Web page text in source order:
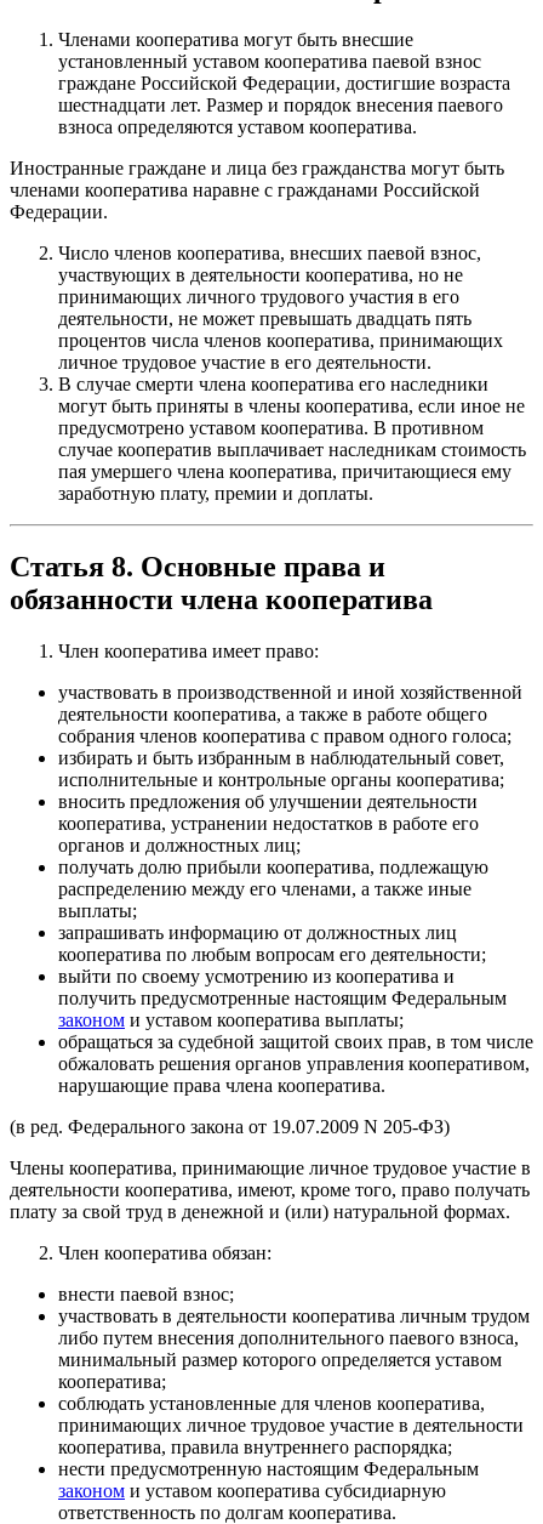
Членами кооператива могут быть внесшие
установленный уставом кооператива паевой взнос
граждане Российской Федерации, достигшие возраста
шестнадцати лет. Размер и порядок внесения паевого
взноса определяются уставом кооператива.
Иностранные граждане и лица без гражданства могут быть
членами кооператива наравне с гражданами Российской
Федерации.
Число членов кооператива, внесших паевой взнос,
участвующих в деятельности кооператива, но не
принимающих личного трудового участия в его
деятельности, не может превышать двадцать пять
процентов числа членов кооператива, принимающих
личное трудовое участие в его деятельности.
В случае смерти члена кооператива его наследники
могут быть приняты в члены кооператива, если иное не
предусмотрено уставом кооператива. В противном
случае кооператив выплачивает наследникам стоимость
пая умершего члена кооператива, причитающиеся ему
заработную плату, премии и доплаты.
Статья 8. Основные права и
обязанности члена кооператива
Член кооператива имеет право:
участвовать в производственной и иной хозяйственной
деятельности кооператива, а также в работе общего
собрания членов кооператива с правом одного голоса;
избирать и быть избранным в наблюдательный совет,
исполнительные и контрольные органы кооператива;
вносить предложения об улучшении деятельности
кооператива, устранении недостатков в работе его
органов и должностных лиц;
получать долю прибыли кооператива, подлежащую
распределению между его членами, а также иные
выплаты;
запрашивать информацию от должностных лиц
кооператива по любым вопросам его деятельности;
выйти по своему усмотрению из кооператива и
получить предусмотренные настоящим Федеральным
законом и уставом кооператива выплаты;
обращаться за судебной защитой своих прав, в том числе
обжаловать решения органов управления кооперативом,
нарушающие права члена кооператива.
(в ред. Федерального закона от 19.07.2009 N 205-ФЗ)
Члены кооператива, принимающие личное трудовое участие в
деятельности кооператива, имеют, кроме того, право получать
плату за свой труд в денежной и (или) натуральной формах.
Член кооператива обязан:
внести паевой взнос;
участвовать в деятельности кооператива личным трудом
либо путем внесения дополнительного паевого взноса,
минимальный размер которого определяется уставом
кооператива;
соблюдать установленные для членов кооператива,
принимающих личное трудовое участие в деятельности
кооператива, правила внутреннего распорядка;
нести предусмотренную настоящим Федеральным
законом и уставом кооператива субсидиарную
ответственность по долгам кооператива.